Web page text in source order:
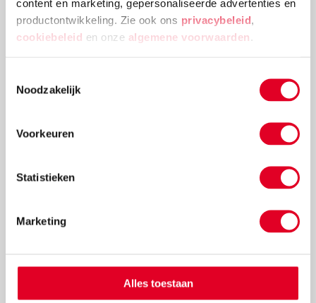
content en marketing, gepersonaliseerde advertenties en
productontwikkeling. Zie ook ons privacybeleid,
cookiebeleid en onze algemene voorwaarden .
Noodzakelijk
Voorkeuren
Statistieken
Marketing
Alles toestaan
Taalboek 8A, Taal op maat